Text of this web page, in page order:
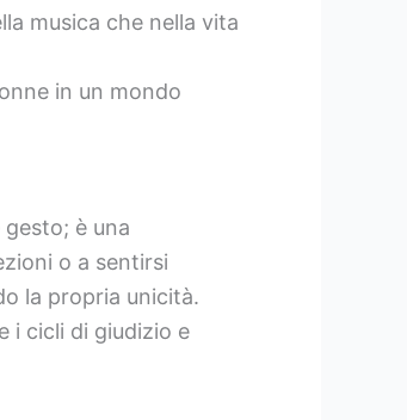
musica che nella vita
in un mondo
è una
o a sentirsi
la propria unicità.
i cicli di giudizio e